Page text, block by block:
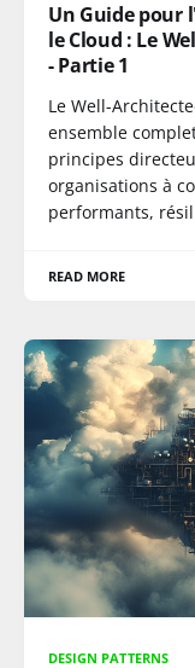
Un Guide pour
le Cloud : Le
- Partie 1
Le Well-
ensemble
principes
organisations à
performants,
READ MORE
DESIGN PATTERNS